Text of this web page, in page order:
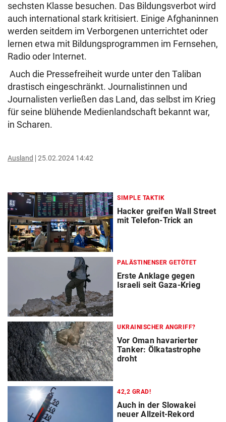
sechsten Klasse besuchen. Das Bildungsverbot wird
auch international stark kritisiert. Einige Afghaninnen
werden seitdem im Verborgenen unterrichtet oder
lernen etwa mit Bildungsprogrammen im Fernsehen,
Radio oder Internet.
Auch die Pressefreiheit wurde unter den Taliban
drastisch eingeschränkt. Journalistinnen und
Journalisten verließen das Land, das selbst im Krieg
für seine blühende Medienlandschaft bekannt war,
in Scharen.
Ausland 25.02.2024 14:42
SIMPLE TAKTIK
Hacker greifen Wall Street
mit Telefon-Trick an
PALÄSTINENSER GETÖTET
Erste Anklage gegen
Israeli seit Gaza-Krieg
UKRAINISCHER ANGRIFF?
Vor Oman havarierter
Tanker: Ölkatastrophe
droht
42,2 GRAD!
Auch in der Slowakei
neuer Allzeit-Rekord